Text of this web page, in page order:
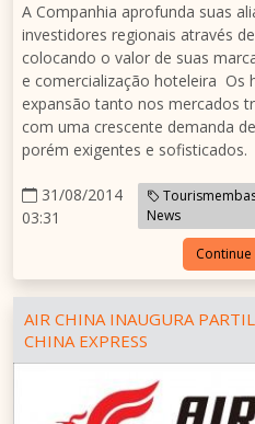
A Companhia aprofunda suas
investidores regionais através
colocando o valor de suas
e comercialização hoteleira Os
expansão tanto nos mercados
com uma crescente demanda
porém exigentes e sofisticados.
31/08/2014
03:31
News
AIR CHINA INAUGURA
CHINA EXPRESS